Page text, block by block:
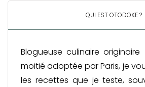
QUI EST OTODOKE ?
Blogueuse culinaire
moitié adoptée par Paris, je
les recettes que je teste,